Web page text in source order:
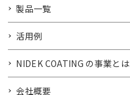
製品一覧
活用例
NIDEK COATING の事業とは
会社概要